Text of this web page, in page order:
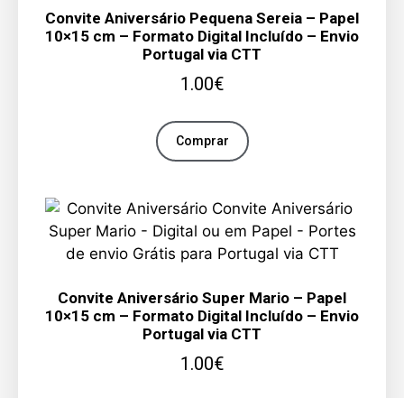
Convite Aniversário Pequena Sereia – Papel
10×15 cm – Formato Digital Incluído – Envio
Portugal via CTT
1.00€
Comprar
Convite Aniversário Super Mario – Papel
10×15 cm – Formato Digital Incluído – Envio
Portugal via CTT
1.00€